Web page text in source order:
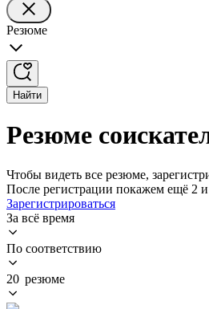
Резюме
Найти
Резюме
Чтобы видеть все резюме,
После регистрации покажем ещё 2
Зарегистрироваться
За всё время
По соответствию
20 резюме